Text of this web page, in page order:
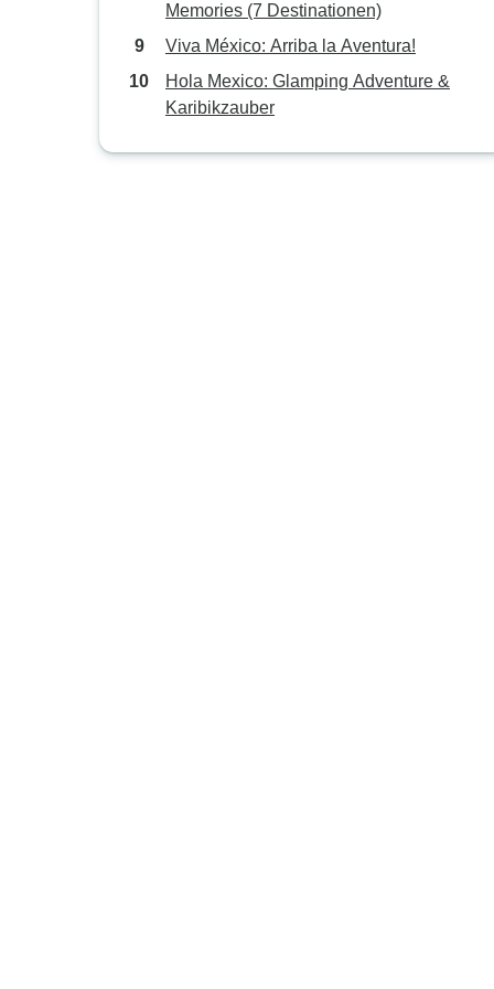
Memories (7 Destinationen)
Viva México: Arriba la Aventura!
Hola Mexico: Glamping Adventure &
Karibikzauber